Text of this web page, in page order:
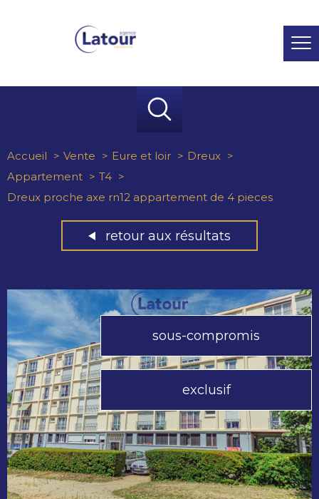
Accueil Vente Eure et loir
Dreux
Appartement
T4
Dreux proche axe rn12 appartement de 4 pieces
retour aux résultats
sous-compromis
exclusif